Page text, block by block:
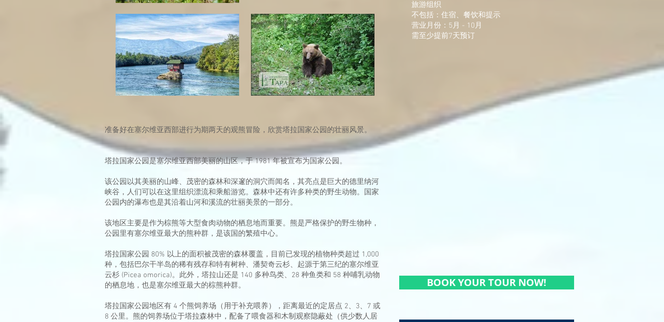
准备好在塞尔维亚西部进行为期两天的观熊冒险，欣赏塔拉国家公园的壮丽风景。
塔拉国家公园是塞尔维亚西部美丽的山区，于 1981 年被宣布为国家公园。
该公园以其美丽的山峰、茂密的森林和深邃的洞穴而闻名，其亮点是巨大的德里纳河
峡谷，人们可以在这里组织漂流和乘船游览。森林中还有许多种类的野生动物。国家
公园内的瀑布也是其沿着山河和溪流的壮丽美景的一部分。
该地区主要是作为棕熊等大型食肉动物的栖息地而重要。熊是严格保护的野生物种，
公园里有塞尔维亚最大的熊种群，是该国的繁殖中心。
塔拉国家公园 80% 以上的面积被茂密的森林覆盖，目前已发现的植物种类超过 1,000
种，包括巴尔干半岛的稀有残存和特有树种、潘契奇云杉、起源于第三纪的塞尔维亚
云杉 (Picea omorica)。此外，塔拉山还是 140 多种鸟类、28 种鱼类和 58 种哺乳动物
的栖息地，也是塞尔维亚最大的棕熊种群。
塔拉国家公园地区有 4 个熊饲养场（用于补充喂养），距离最近的定居点 2、3、7 或
8 公里。熊的饲养场位于塔拉森林中，配备了喂食器和木制观察隐蔽处（供少数人居
旅游组织
不包括：住宿、餐饮和提示
营业月份：5月 - 10月
需至少提前7天预订
BOOK YOUR TOUR NOW!